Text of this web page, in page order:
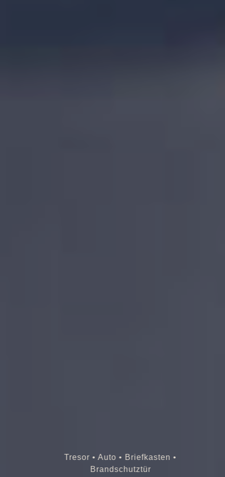
Tresor • Auto • Briefkasten •
Brandschutztür